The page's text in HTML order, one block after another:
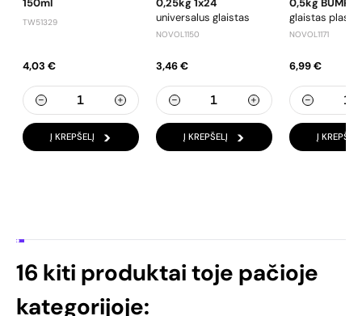
150ml
TW51329
4,03 €
Į KREPŠELĮ
0,25kg 1x24
universalus glaistas
NOVOL1150
3,46 €
Į KREPŠELĮ
0,5kg
glaistas
NOVOL1171
6,99 €
Į KREPŠELĮ
16 kiti produktai toje pačioje
kategorijoje: